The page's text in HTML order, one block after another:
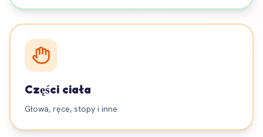
Części ciała
Głowa, ręce, stopy i inne